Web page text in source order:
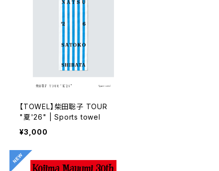
【TOWEL】柴田聡子 TOUR
"夏'26" | Sports towel
¥3,000